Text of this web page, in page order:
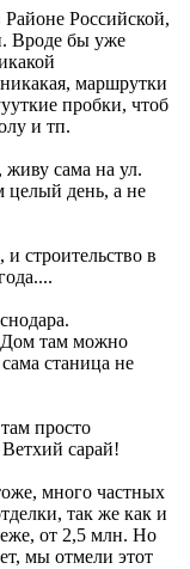
Российской,
Вроде бы уже
маршрутки
пробки, чтоб
и тп.
сама на ул.
целый день, а не
строительство в
Дом там можно
станица не
просто
сарай!
много частных
так же как и
от 2,5 млн. Но
мы отмели этот